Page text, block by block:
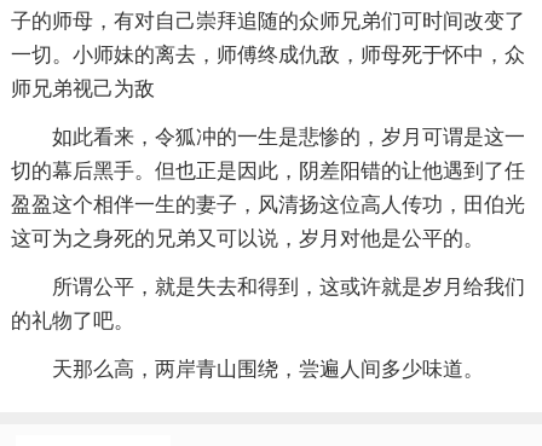
子的师母，有对自己崇拜追随的众师兄弟们可时间改变了
一切。小师妹的离去，师傅终成仇敌，师母死于怀中，众
师兄弟视己为敌
如此看来，令狐冲的一生是悲惨的，岁月可谓是这一
切的幕后黑手。但也正是因此，阴差阳错的让他遇到了任
盈盈这个相伴一生的妻子，风清扬这位高人传功，田伯光
这可为之身死的兄弟又可以说，岁月对他是公平的。
所谓公平，就是失去和得到，这或许就是岁月给我们
的礼物了吧。
天那么高，两岸青山围绕，尝遍人间多少味道。